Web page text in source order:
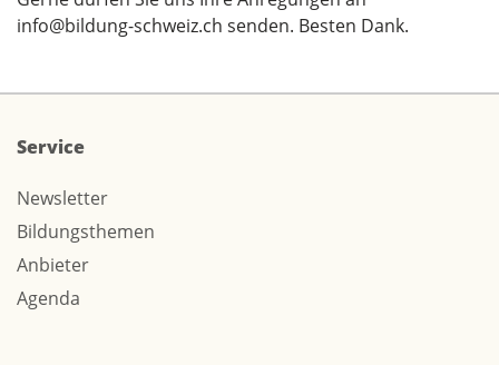
info@bildung-schweiz.ch senden. Besten Dank.
Service
Newsletter
Bildungsthemen
Anbieter
Agenda